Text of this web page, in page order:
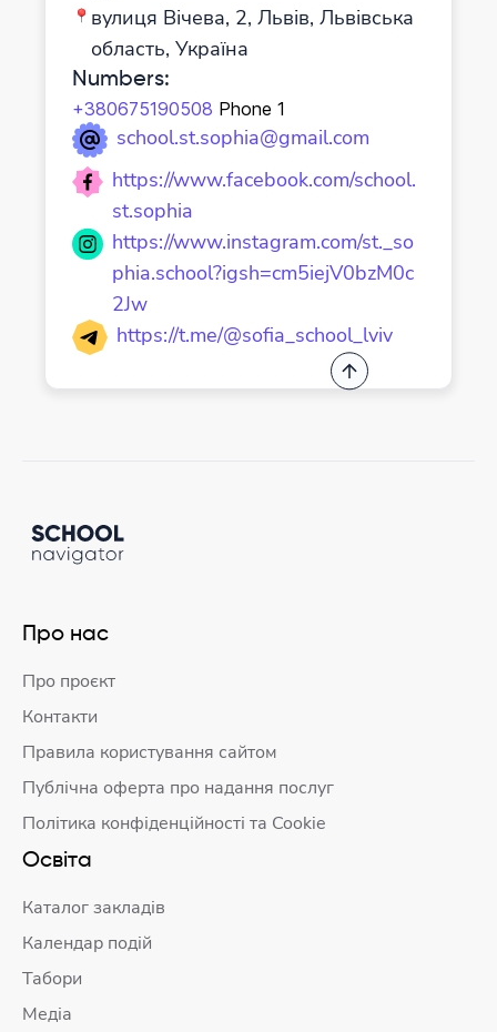
вулиця Вічева, 2, Львів, Львівська
область, Україна
Numbers:
+380675190508 Phone 1
school.st.sophia@gmail.com
https://www.facebook.com/school.
st.sophia
https://www.instagram.com/st._so
phia.school?igsh=cm5iejV0bzM0c
2Jw
https://t.me/@sofia_school_lviv
Про нас
Про проєкт
Контакти
Правила користування сайтом
Публічна оферта про надання послуг
Політика конфіденційності та Cookie
Освіта
Каталог закладів
Календар подій
Табори
Медіа